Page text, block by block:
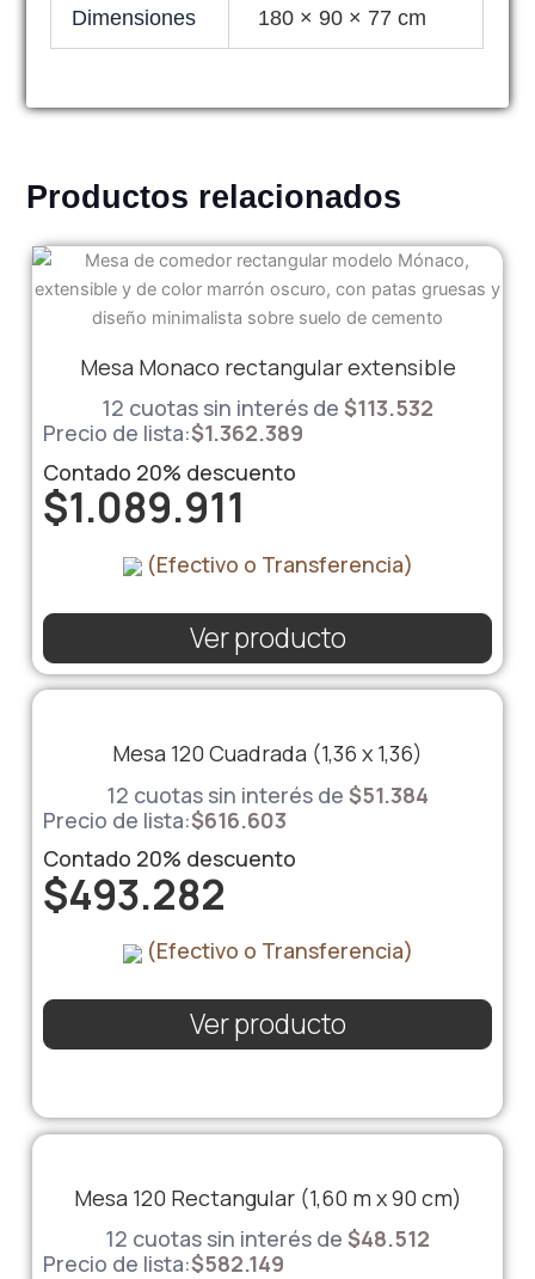
Dimensiones 180 × 90 × 77 cm
Productos relacionados
Mesa Monaco rectangular extensible
12 cuotas sin interés de $113.532
Precio de lista:$1.362.389
Contado 20% descuento
$1.089.911
(Efectivo o Transferencia)
Ver producto
Mesa 120 Cuadrada (1,36 x 1,36)
12 cuotas sin interés de $51.384
Precio de lista:$616.603
Contado 20% descuento
$493.282
(Efectivo o Transferencia)
Ver producto
Mesa 120 Rectangular (1,60 m x 90 cm)
12 cuotas sin interés de $48.512
Precio de lista:$582.149